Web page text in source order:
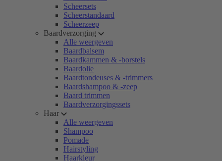
Scheersets
Scheerstandaard
Scheerzeep
Baardverzorging
Alle weergeven
Baardbalsem
Baardkammen & -borstels
Baardolie
Baardtondeuses & -trimmers
Baardshampoo & -zeep
Baard trimmen
Baardverzorgingssets
Haar
Alle weergeven
Shampoo
Pomade
Hairstyling
Haarkleur